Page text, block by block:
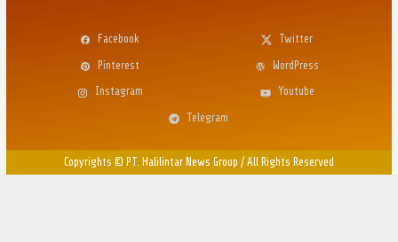
Facebook
Twitter
Pinterest
WordPress
Instagram
Youtube
Telegram
Copyrights © PT. Halilintar News Group / All Rights Reserved